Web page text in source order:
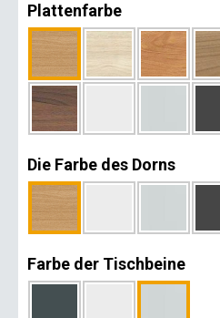
Plattenfarbe
Die Farbe des Dorns
Farbe der Tischbeine